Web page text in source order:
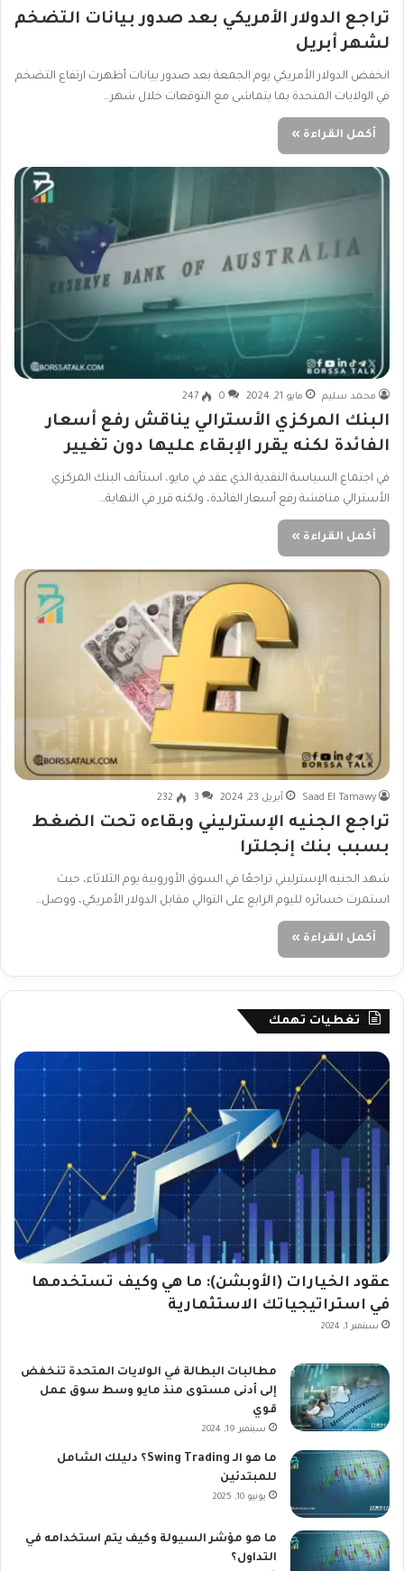
تراجع الدولار الأمريكي بعد صدور بيانات التضخم
لشهر أبريل
انخفض الدولار الأمريكي يوم الجمعة بعد صدور بيانات أظهرت ارتفاع التضخم
في الولايات المتحدة بما يتماشى مع التوقعات خلال شهر…
أكمل القراءة »
محمد سليم مايو 21, 2024 0
247
البنك المركزي الأسترالي يناقش رفع أسعار
الفائدة لكنه يقرر الإبقاء عليها دون تغيير
في اجتماع السياسة النقدية الذي عقد في مايو، استأنف البنك المركزي
الأسترالي مناقشة رفع أسعار الفائدة، ولكنه قرر في النهاية…
أكمل القراءة »
Saad El Tamawy أبريل 23, 2024 3
232
تراجع الجنيه الإسترليني وبقاءه تحت الضغط
بسبب بنك إنجلترا
شهد الجنيه الإسترليني تراجعًا في السوق الأوروبية يوم الثلاثاء، حيث
استمرت خسائره لليوم الرابع على التوالي مقابل الدولار الأمريكي، ووصل…
أكمل القراءة »
تغطيات تهمك
عقود الخيارات (الأوبشن): ما هي وكيف تستخدمها
في استراتيجياتك الاستثمارية
سبتمبر 1, 2024
مطالبات البطالة في الولايات المتحدة تنخفض
إلى أدنى مستوى منذ مايو وسط سوق عمل
قوي
سبتمبر 19, 2024
ما هو الـ Swing Trading؟ دليلك الشامل
للمبتدئين
يونيو 10, 2025
ما هو مؤشر السيولة وكيف يتم استخدامه في
التداول؟